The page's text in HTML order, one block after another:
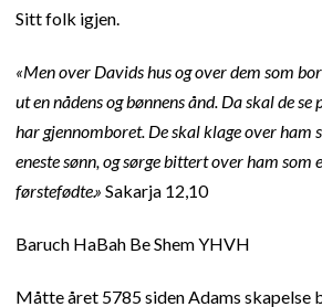
Sitt folk igjen.
«Men over Davids hus og over dem som
ut en nådens og bønnens ånd. Da skal de se
har gjennomboret. De skal klage over ham
eneste sønn, og sørge bittert over ham som
førstefødte.» Sakarja 12,10
Baruch HaBah Be Shem YHVH
Måtte året 5785 siden Adams skapelse